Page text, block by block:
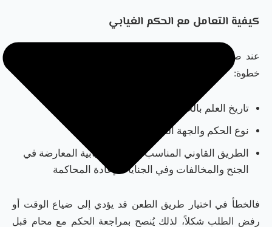
كيفية التعامل مع الحكم الغيابي
عند صدور حكم غيابي، يجب مراجعة ثلاثة أمور قبل اتخاذ أي
خطوة:
تاريخ العلم بالحكم أو التبليغ به.
نوع الحكم والجهة التي أصدرته.
الطريق القاوني المناسب للأحكام الغيابية المعارضة في
الجنح والمخالفات وفي الجنايات إعادة المحاكمة
فالخطأ في اختيار طريق الطعن قد يؤدي إلى ضياع الوقت أو
رفض الطلب شكلاً، لذلك يُنصح بمراجعة الحكم مع محامٍ قبل